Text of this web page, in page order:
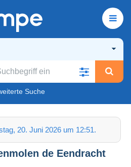
Suche
20. Juni 2026 um 12:51.
de Eendracht